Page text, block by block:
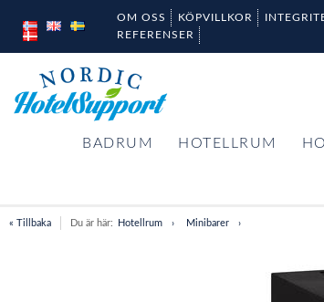
OM OSS KÖPVILLKOR
REFERENSER
BADRUM HOTELLRUM
« Tillbaka Du är här: Hotellrum Minibarer